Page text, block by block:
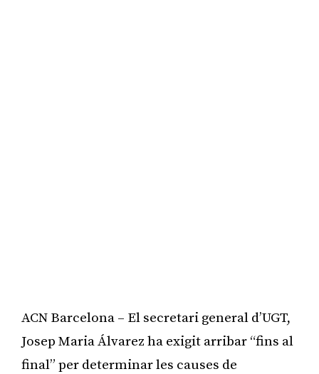
ACN Barcelona – El secretari general d’UGT,
Josep Maria Álvarez ha exigit arribar “fins al
final” per determinar les causes de